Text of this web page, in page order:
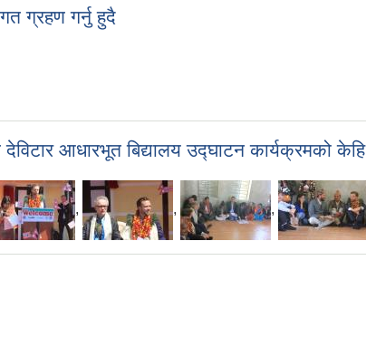
ग्रहण गर्नु हुदै
देविटार आधारभूत बिद्यालय उद्घाटन कार्यक्रमको
, , ,